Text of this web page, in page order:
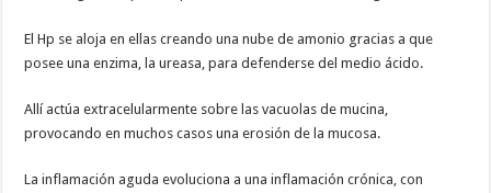
El Hp se aloja en ellas creando una nube de amonio gracias a que
posee una enzima, la ureasa, para defenderse del medio ácido.
Allí actúa extracelularmente sobre las vacuolas de mucina,
provocando en muchos casos una erosión de la mucosa.
La inflamación aguda evoluciona a una inflamación crónica, con